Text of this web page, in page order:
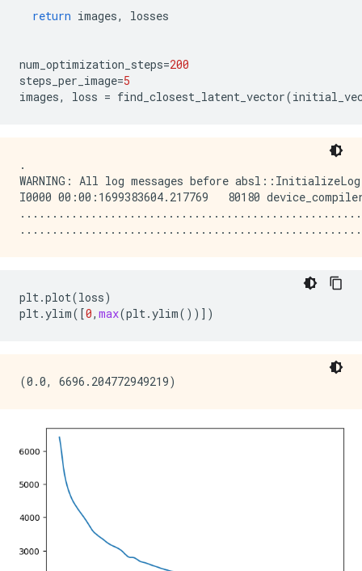
return images, losses
num_optimization_steps=200
steps_per_image=5
images, loss = find_closest_latent_vector(
.
WARNING: All log messages before
I0000 00:00:1699383604.217769   80180
plt.plot(loss)
plt.ylim([0, max(plt.ylim())])